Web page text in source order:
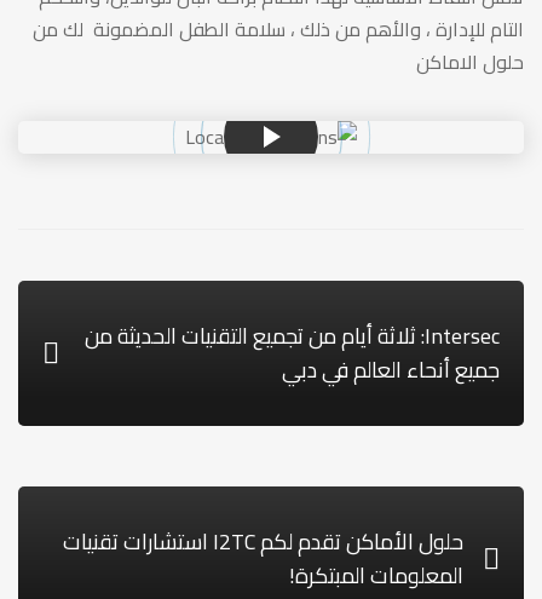
التام للإدارة ، والأهم من ذلك ، سلامة الطفل المضمونة لك من
حلول الاماكن
Intersec: ثلاثة أيام من تجميع التقنيات الحديثة من
جميع أنحاء العالم في دبي
حلول الأماكن تقدم لكم I2TC استشارات تقنيات
المعلومات المبتكرة!